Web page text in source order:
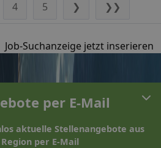
4 5 ❯ ❯❯
Job-Suchanzeige jetzt inserieren
per E-Mail
aktuelle Stellenangebote aus
per E-Mail